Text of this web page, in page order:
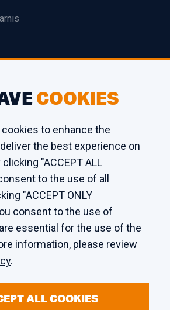
COOKIES
to enhance the
the best experience on
"ACCEPT ALL
to the use of all
"ACCEPT ONLY
consent to the use of
essential for the use of the
information, please review
.
ALL COOKIES